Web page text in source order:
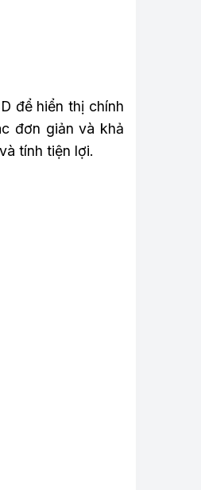
để hiển thị chính
đơn giản và khả
tính tiện lợi.